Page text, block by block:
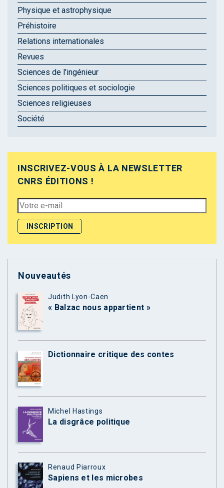
Physique et astrophysique
Préhistoire
Relations internationales
Revues
Sciences de l'ingénieur
Sciences politiques et sociologie
Sciences religieuses
Société
INSCRIVEZ-VOUS À LA NEWSLETTER
CNRS ÉDITIONS !
Nouveautés
Judith Lyon-Caen
« Balzac nous appartient »
Dictionnaire critique des contes
Michel Hastings
La disgrâce politique
Renaud Piarroux
Sapiens et les microbes